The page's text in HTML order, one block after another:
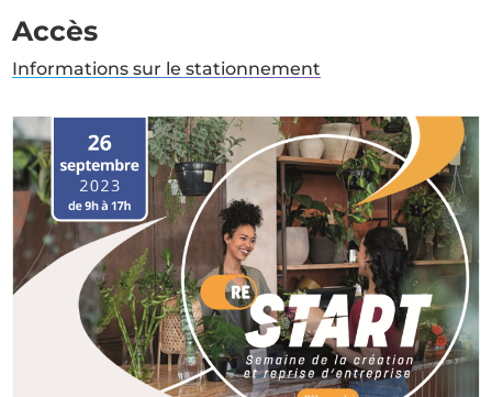
Accès
Informations sur le stationnement